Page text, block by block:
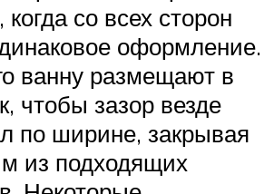
когда со всех сторон
оформление.
ванну размещают в
чтобы зазор везде
по ширине, закрывая
из подходящих